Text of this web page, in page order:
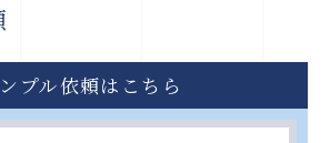
プル依頼はこちら